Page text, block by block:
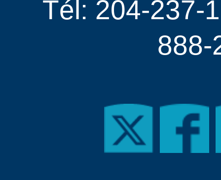
Tél: 204-237-
888-